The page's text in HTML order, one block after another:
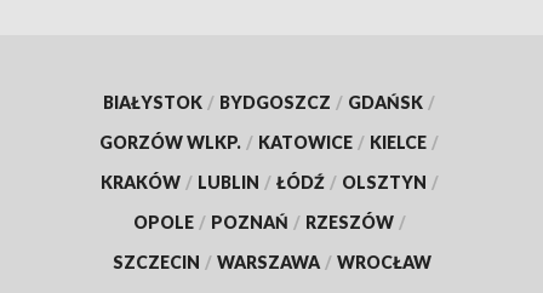
BIAŁYSTOK / BYDGOSZCZ / GDAŃSK /
GORZÓW WLKP. / KATOWICE / KIELCE /
KRAKÓW / LUBLIN / ŁÓDŹ / OLSZTYN /
OPOLE / POZNAŃ / RZESZÓW /
SZCZECIN / WARSZAWA / WROCŁAW